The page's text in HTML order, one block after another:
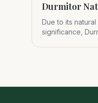
Durmitor
Due to its
significance,